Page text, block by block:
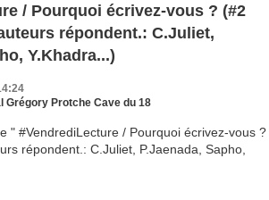
/ Pourquoi écrivez-vous ? (#2
répondent.: C.Juliet,
Y.Khadra...)
Grégory Protche Cave du 18